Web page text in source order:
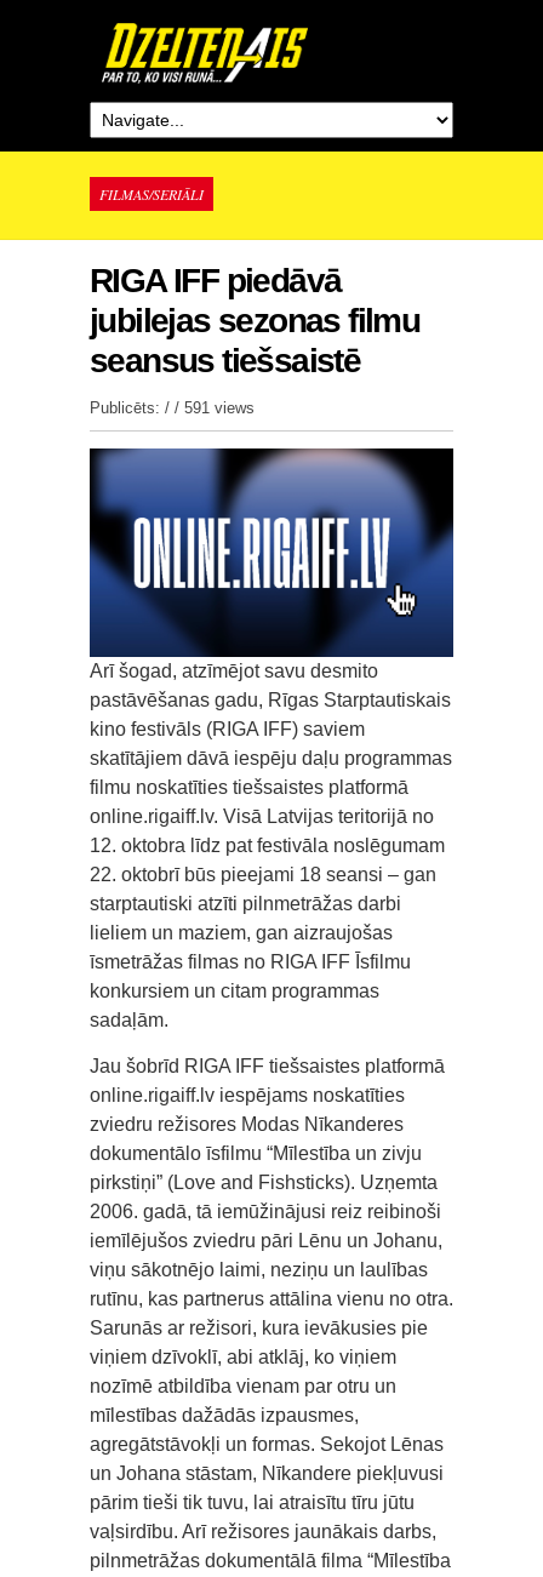
FILMAS/SERIĀLI
RIGA IFF piedāvā
jubilejas sezonas filmu
seansus tiešsaistē
Publicēts: / / 591 views
Arī šogad, atzīmējot savu desmito
pastāvēšanas gadu, Rīgas Starptautiskais
kino festivāls (RIGA IFF) saviem
skatītājiem dāvā iespēju daļu programmas
filmu noskatīties tiešsaistes platformā
online.rigaiff.lv. Visā Latvijas teritorijā no
12. oktobra līdz pat festivāla noslēgumam
22. oktobrī būs pieejami 18 seansi – gan
starptautiski atzīti pilnmetrāžas darbi
lieliem un maziem, gan aizraujošas
īsmetrāžas filmas no RIGA IFF Īsfilmu
konkursiem un citam programmas
sadaļām.
Jau šobrīd RIGA IFF tiešsaistes platformā
online.rigaiff.lv iespējams noskatīties
zviedru režisores Modas Nīkanderes
dokumentālo īsfilmu “Mīlestība un zivju
pirkstiņi” (Love and Fishsticks). Uzņemta
2006. gadā, tā iemūžinājusi reiz reibinoši
iemīlējušos zviedru pāri Lēnu un Johanu,
viņu sākotnējo laimi, neziņu un laulības
rutīnu, kas partnerus attālina vienu no otra.
Sarunās ar režisori, kura ievākusies pie
viņiem dzīvoklī, abi atklāj, ko viņiem
nozīmē atbildība vienam par otru un
mīlestības dažādās izpausmes,
agregātstāvokļi un formas. Sekojot Lēnas
un Johana stāstam, Nīkandere piekļuvusi
pārim tieši tik tuvu, lai atraisītu tīru jūtu
vaļsirdību. Arī režisores jaunākais darbs,
pilnmetrāžas dokumentālā filma “Mīlestība